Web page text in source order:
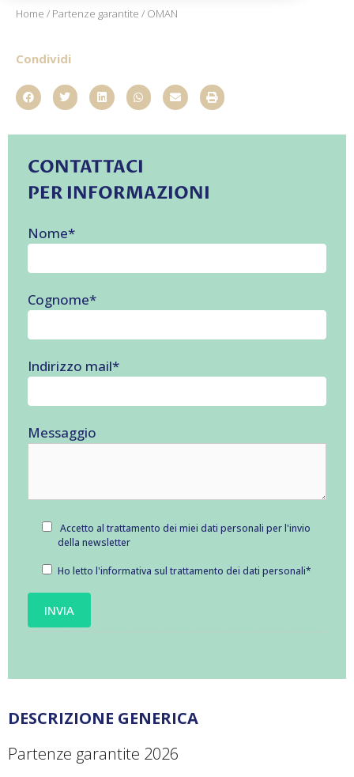
Home / Partenze garantite / OMAN
Condividi
DESCRIZIONE GENERICA
Partenze garantite 2026
CONTATTACI
PER INFORMAZIONI
Nome*
Cognome*
Indirizzo mail*
Messaggio
Accetto al trattamento dei miei dati personali per l'invio
della newsletter
Ho letto l'informativa sul trattamento dei dati personali*